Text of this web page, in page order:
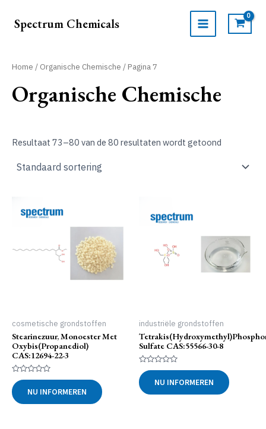
naarSpectrum Chemicals
MAIN
Home / Organische Chemische / Pagina 7
Organische Chemische
Resultaat 73–80 van de 80 resultaten wordt getoond
cosmetische grondstoffen
Stearinezuur, Monoester Met
Oxybis(propanediol)
CAS:12694-22-3
Gewaardeerd
0
uit
5
NU INFORMEREN
industriële grondstoffen
Sulfate CAS:55566-30-8
Gewaardeerd
0
uit
5
NU INFORMEREN